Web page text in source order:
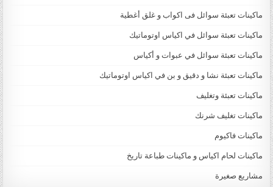
ماكينات تعبئة سوائل فى اكواب و غلق أغطية
ماكينات تعبئة سوائل في اكياس اوتوماتيك
ماكينات تعبئة سوائل في عبوات و أكياس
ماكينات تعبئة نشا و دقيق و بن في اكياس اوتوماتيك
ماكينات تعبئة وتغليف
ماكينات تغليف شرنك
ماكينات فاكيوم
ماكينات لحام اكياس و ماكينات طباعة تاريخ
مشاريع صغيرة